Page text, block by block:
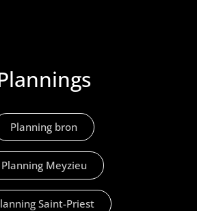
Planning bron
Planning Meyzieu
Saint-Priest